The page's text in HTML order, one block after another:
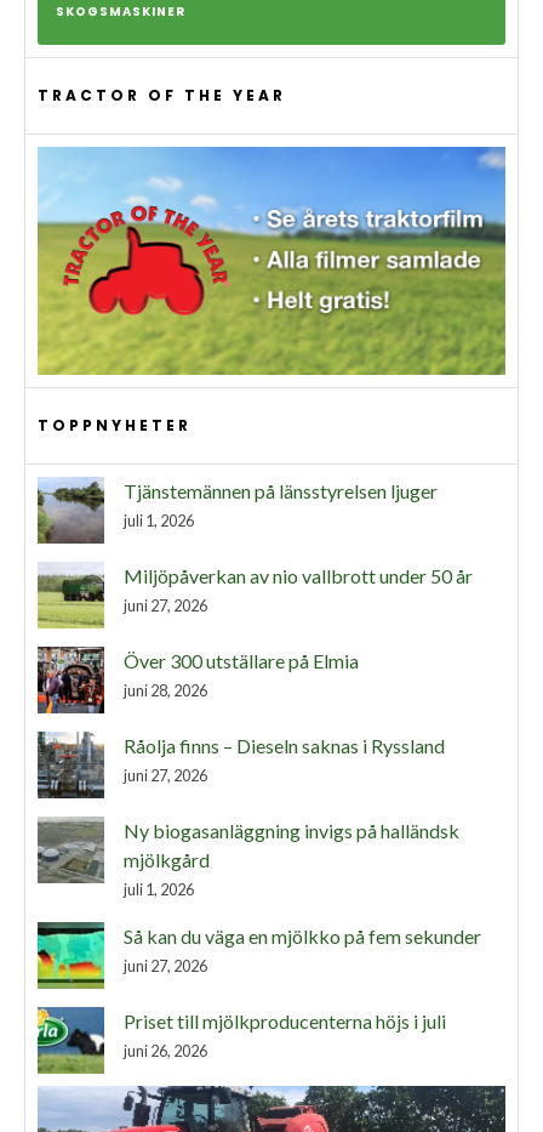
SKOGSMASKINER
TRACTOR OF THE YEAR
TOPPNYHETER
Tjänstemännen på länsstyrelsen ljuger
juli 1, 2026
Miljöpåverkan av nio vallbrott under 50 år
juni 27, 2026
Över 300 utställare på Elmia
juni 28, 2026
Råolja finns – Dieseln saknas i Ryssland
juni 27, 2026
Ny biogasanläggning invigs på halländsk
mjölkgård
juli 1, 2026
Så kan du väga en mjölkko på fem sekunder
juni 27, 2026
Priset till mjölkproducenterna höjs i juli
juni 26, 2026